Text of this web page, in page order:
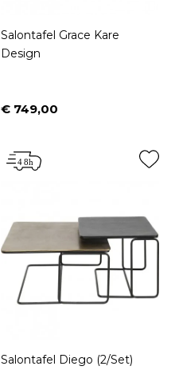
Salontafel Grace Kare
Design
Prijs
€ 749,00
Salontafel Diego (2/Set)